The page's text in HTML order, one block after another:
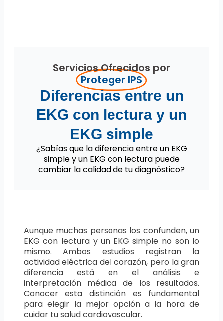
Servicios Ofrecidos por
Proteger IPS
Diferencias entre un
EKG con lectura y un
EKG simple
¿Sabías que la diferencia entre un EKG
simple y un EKG con lectura puede
cambiar la calidad de tu diagnóstico?
Aunque muchas personas los confunden, un
EKG con lectura y un EKG simple no son lo
mismo. Ambos estudios registran la
actividad eléctrica del corazón, pero la gran
diferencia está en el análisis e
interpretación médica de los resultados.
Conocer esta distinción es fundamental
para elegir la mejor opción a la hora de
cuidar tu salud cardiovascular.